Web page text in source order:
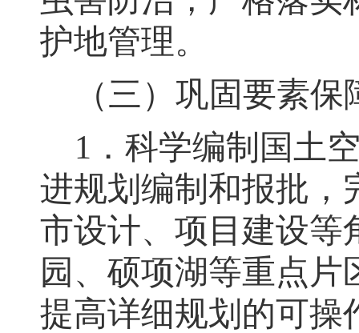
护地管理。
（三）巩固要素保
1 ．科学编制国土
进规划编制和报批，
市设计、项目建设等
园、硕项湖等重点片
提高详细规划的可操